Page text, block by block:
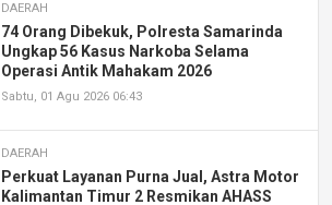
DAERAH
74 Orang Dibekuk, Polresta Samarinda
Ungkap 56 Kasus Narkoba Selama
Operasi Antik Mahakam 2026
Sabtu, 01 Agu 2026 06:43
DAERAH
Perkuat Layanan Purna Jual, Astra Motor
Kalimantan Timur 2 Resmikan AHASS